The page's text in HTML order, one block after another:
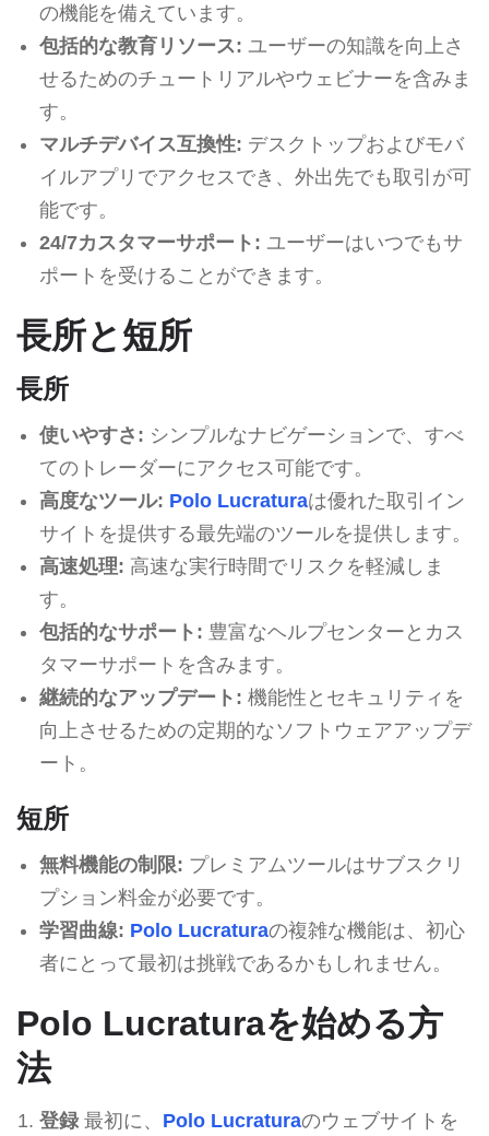
の機能を備えています。
包括的な教育リソース: ユーザーの知識を向上さ
せるためのチュートリアルやウェビナーを含みま
す。
マルチデバイス互換性: デスクトップおよびモバ
イルアプリでアクセスでき、外出先でも取引が可
能です。
24/7カスタマーサポート: ユーザーはいつでもサ
ポートを受けることができます。
長所と短所
長所
使いやすさ: シンプルなナビゲーションで、すべ
てのトレーダーにアクセス可能です。
高度なツール: Polo Lucraturaは優れた取引イン
サイトを提供する最先端のツールを提供します。
高速処理: 高速な実行時間でリスクを軽減しま
す。
包括的なサポート: 豊富なヘルプセンターとカス
タマーサポートを含みます。
継続的なアップデート: 機能性とセキュリティを
向上させるための定期的なソフトウェアアップデ
ート。
短所
無料機能の制限: プレミアムツールはサブスクリ
プション料金が必要です。
学習曲線: Polo Lucraturaの複雑な機能は、初心
者にとって最初は挑戦であるかもしれません。
Polo Lucraturaを始める方
法
登録最初に、 Polo Lucraturaのウェブサイトを